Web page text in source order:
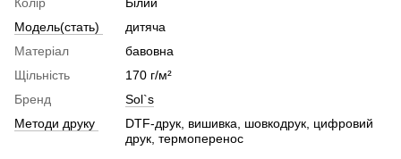
Колір
Білий
Модель(стать)
дитяча
Матеріал
бавовна
Щільність
170 г/м²
Бренд
Sol`s
Методи друку
DTF-друк, вишивка, шовкодрук, цифровий
друк, термоперенос